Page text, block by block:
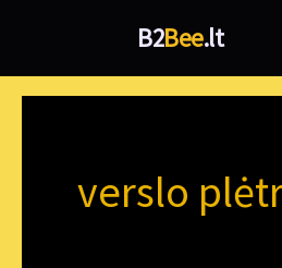
turinio
B2Bee.lt
verslo